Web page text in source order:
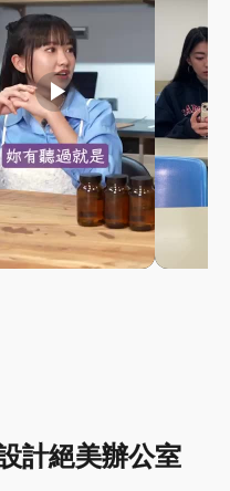
play_arrow
計絕美辦公室